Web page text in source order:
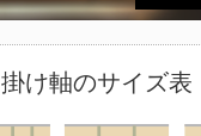
掛け軸のサイズ表